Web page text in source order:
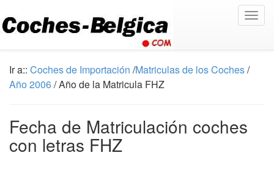
Ir a:: Coches de Importación /Matriculas de los Coches/
Año 2006/ Año de la Matricula FHZ
Fecha de Matriculación coches
con letras FHZ